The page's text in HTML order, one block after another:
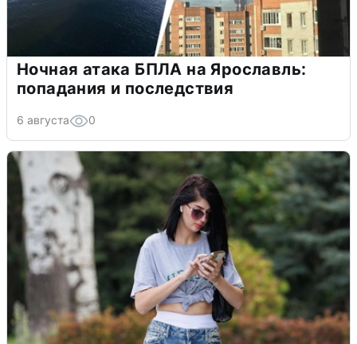
Ночная атака БПЛА на Ярославль:
попадания и последствия
6 августа 0